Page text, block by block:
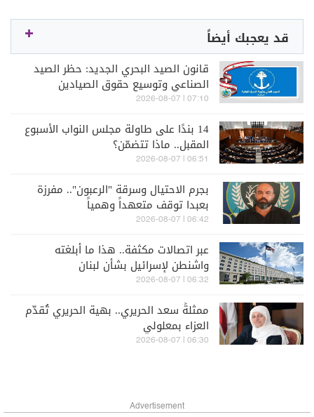
قد يعجبك أيضاً
قانون الصيد البحري الجديد: حظر الصيد
الصناعي وتوسيع حقوق الصيادين
07:10 | 2026-08-07
14 بندًا على طاولة مجلس النواب الأسبوع
المقبل.. ماذا تتضمّن؟
06:51 | 2026-08-07
بجرم الاحتيال وسرقة "الرعبون".. مفرزة
بعبدا توقف متعهداً وهمياً
06:42 | 2026-08-07
عبر اتصالات مكثفة.. هذا ما أبلغته
واشنطن لإسرائيل بشأن لبنان
06:32 | 2026-08-07
ممثلةً سعد الحريري.. بهية الحريري تُقدّم
العزاء بمعلولي
06:30 | 2026-08-07
Advertisement